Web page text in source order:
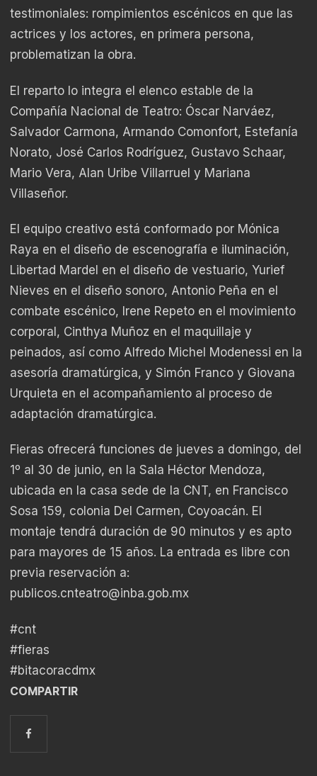
testimoniales: rompimientos escénicos en que las
actrices y los actores, en primera persona,
problematizan la obra.
El reparto lo integra el elenco estable de la
Compañía Nacional de Teatro: Óscar Narváez,
Salvador Carmona, Armando Comonfort, Estefanía
Norato, José Carlos Rodríguez, Gustavo Schaar,
Mario Vera, Alan Uribe Villarruel y Mariana
Villaseñor.
El equipo creativo está conformado por Mónica
Raya en el diseño de escenografía e iluminación,
Libertad Mardel en el diseño de vestuario, Yurief
Nieves en el diseño sonoro, Antonio Peña en el
combate escénico, Irene Repeto en el movimiento
corporal, Cinthya Muñoz en el maquillaje y
peinados, así como Alfredo Michel Modenessi en la
asesoría dramatúrgica, y Simón Franco y Giovana
Urquieta en el acompañamiento al proceso de
adaptación dramatúrgica.
Fieras ofrecerá funciones de jueves a domingo, del
1º al 30 de junio, en la Sala Héctor Mendoza,
ubicada en la casa sede de la CNT, en Francisco
Sosa 159, colonia Del Carmen, Coyoacán. El
montaje tendrá duración de 90 minutos y es apto
para mayores de 15 años. La entrada es libre con
previa reservación a:
publicos.cnteatro@inba.gob.mx
#cnt
#fieras
#bitacoracdmx
COMPARTIR